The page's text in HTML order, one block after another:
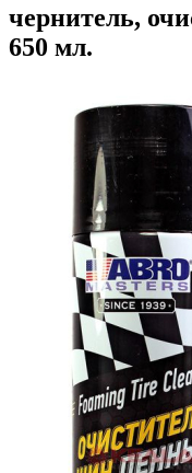
чернитель,
650 мл.